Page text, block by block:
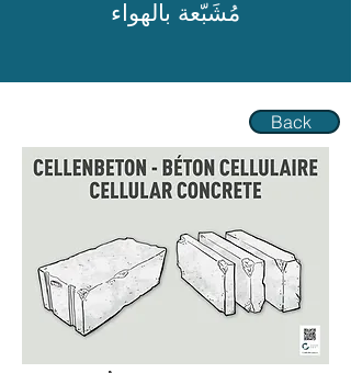
مُشَبّعة بالهواء
Back